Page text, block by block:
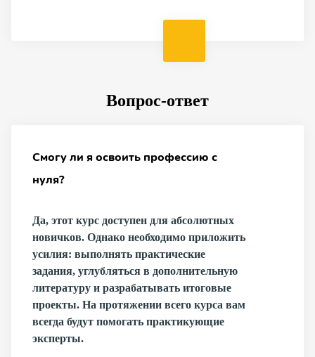
Вопрос-ответ
Смогу ли я освоить профессию с
нуля?
Да, этот курс доступен для абсолютных
новичков. Однако необходимо приложить
усилия: выполнять практические
задания, углубляться в дополнительную
литературу и разрабатывать итоговые
проекты. На протяжении всего курса вам
всегда будут помогать практикующие
эксперты.